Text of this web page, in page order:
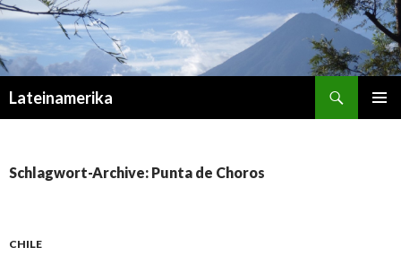
Lateinamerika
Schlagwort-Archive: Punta de Choros
CHILE